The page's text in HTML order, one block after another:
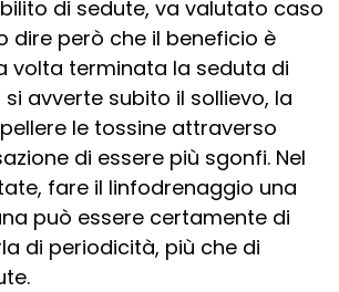
di sedute, va valutato caso
dire però che il beneficio è
volta terminata la seduta di
avverte subito il sollievo, la
le tossine attraverso
di essere più sgonfi. Nel
fare il linfodrenaggio una
può essere certamente di
di periodicità, più che di